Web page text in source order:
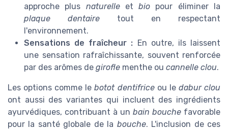
approche plus naturelleetbio pour éliminer la
plaque dentaire tout en respectant
l'environnement.
Sensations de fraîcheur : En outre, ils laissent
une sensation rafraîchissante, souvent renforcée
par des arômes de girofle menthe ou cannelle clou.
Les options comme lebotot dentifriceou le dabur clou
ont aussi des variantes qui incluent des ingrédients
ayurvédiques, contribuant à un bain bouche favorable
pour la santé globale de la bouche. L'inclusion de ces